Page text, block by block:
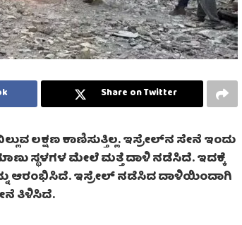
Share on Twitter
ಲಕ್ಷಣ ಕಾಣಿಸುತ್ತಿಲ್ಲ. ಇಸ್ರೇಲ್‌ನ ಸೇನೆ ಇಂದು
ಸ್ಥಳಗಳ ಮೇಲೆ ಮತ್ತೆ ದಾಳಿ ನಡೆಸಿದೆ. ಇದಕ್ಕೆ
ಆರಂಭಿಸಿದೆ. ಇಸ್ರೇಲ್ ನಡೆಸಿದ ದಾಳಿಯಿಂದಾಗಿ
ತಿಳಿಸಿದೆ.